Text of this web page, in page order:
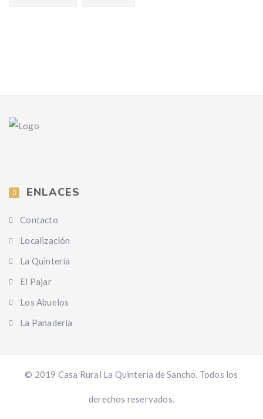
ENLACES
Contacto
Localización
La Quintería
El Pajar
Los Abuelos
La Panadería
© 2019 Casa Rural La Quinteria de Sancho. Todos los
derechos reservados.